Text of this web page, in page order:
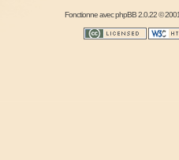
Fonctionne avecphpBB2.0.22 ©